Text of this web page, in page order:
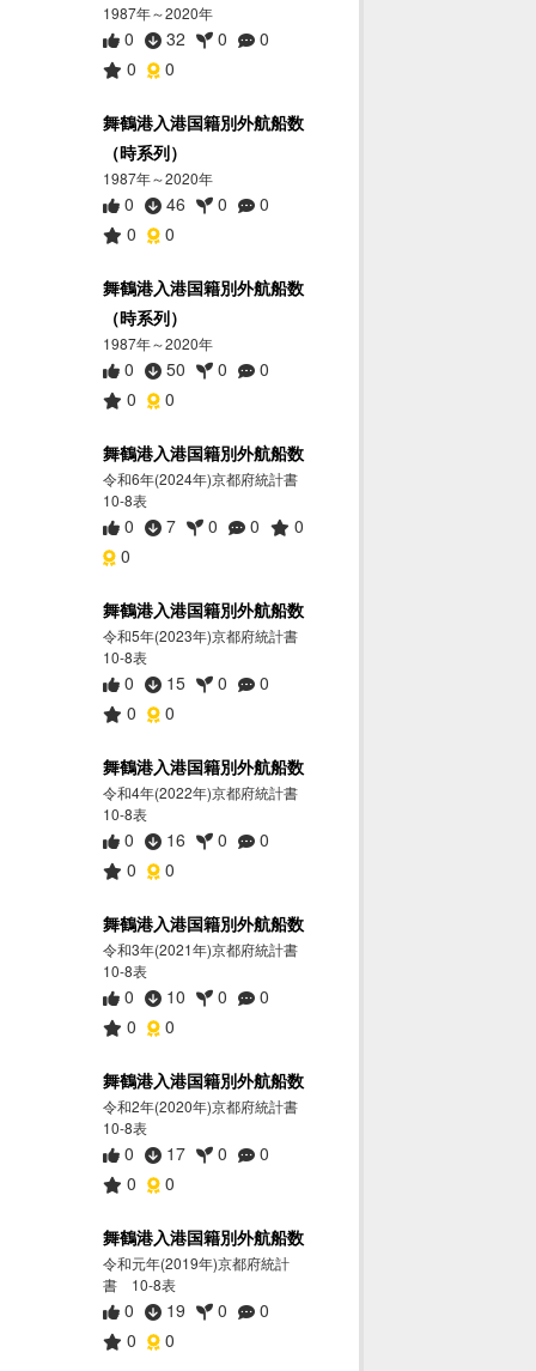
1987年～2020年
0 32 0
0
0
0
舞鶴港入港国籍別外航船数
（時系列）
1987年～2020年
0 46 0
0
0
0
舞鶴港入港国籍別外航船数
（時系列）
1987年～2020年
0 50 0
0
0
0
舞鶴港入港国籍別外航船数
令和6年(2024年)京都府統計書
10-8表
0 7 0 0
0
0
舞鶴港入港国籍別外航船数
令和5年(2023年)京都府統計書
10-8表
0 15 0
0
0
0
舞鶴港入港国籍別外航船数
令和4年(2022年)京都府統計書
10-8表
0 16 0
0
0
0
舞鶴港入港国籍別外航船数
令和3年(2021年)京都府統計書
10-8表
0 10 0
0
0
0
舞鶴港入港国籍別外航船数
令和2年(2020年)京都府統計書
10-8表
0 17 0
0
0
0
舞鶴港入港国籍別外航船数
令和元年(2019年)京都府統計
書 10-8表
0 19 0
0
0
0